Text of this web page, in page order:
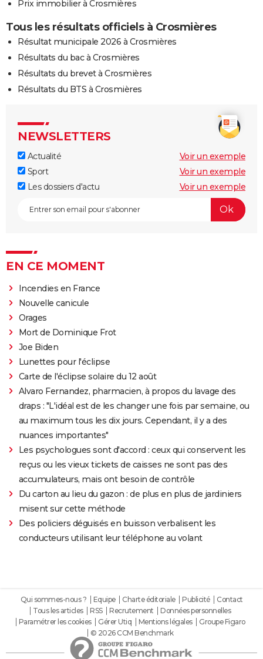
Prix immobilier à Crosmières
Tous les résultats officiels à Crosmières
Résultat municipale 2026 à Crosmières
Résultats du bac à Crosmières
Résultats du brevet à Crosmières
Résultats du BTS à Crosmières
NEWSLETTERS
Actualité
Voir un exemple
Sport
Voir un exemple
Les dossiers d'actu
Voir un exemple
EN CE MOMENT
Incendies en France
Nouvelle canicule
Orages
Mort de Dominique Frot
Joe Biden
Lunettes pour l'éclipse
Carte de l'éclipse solaire du 12 août
Alvaro Fernandez, pharmacien, à propos du lavage des
draps : "L'idéal est de les changer une fois par semaine, ou
au maximum tous les dix jours. Cependant, il y a des
nuances importantes"
Les psychologues sont d'accord : ceux qui conservent les
reçus ou les vieux tickets de caisses ne sont pas des
accumulateurs, mais ont besoin de contrôle
Du carton au lieu du gazon : de plus en plus de jardiniers
misent sur cette méthode
Des policiers déguisés en buisson verbalisent les
conducteurs utilisant leur téléphone au volant
Qui sommes-nous ? Equipe Charte éditoriale Publicité
Contact
Tous les articles
RSS Recrutement
Données personnelles
Paramétrer les cookies
Gérer Utiq Mentions légales
Groupe Figaro
© 2026 CCM Benchmark